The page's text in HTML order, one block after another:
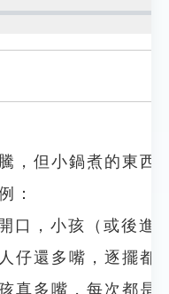
，但小鍋煮的東西
：
口，小孩（或後進
仔還多嘴，逐擺都
真多嘴，每次都是